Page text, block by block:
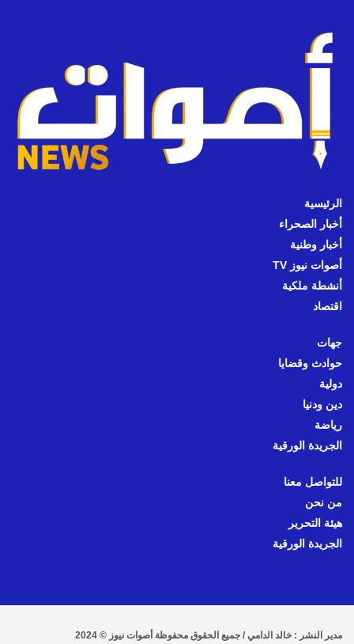
الرئيسية
أخبار الصحراء
أخبار وطنية
أصوات نيوز TV
أنشطة ملكية
اقتصاد
جهات
حوادث وقضايا
دولية
دين ودنيا
رياضة
الجريدة الورقية
للتواصل معنا
من نحن
هيئة التحرير
الجريدة الورقية
مدير النشر : خالد الدامي / جميع الحقوق محفوظة أصوات نيوز © 2024